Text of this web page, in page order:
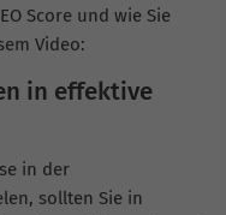
Score und wie Sie
Video:
in effektive
in der
sollten Sie in